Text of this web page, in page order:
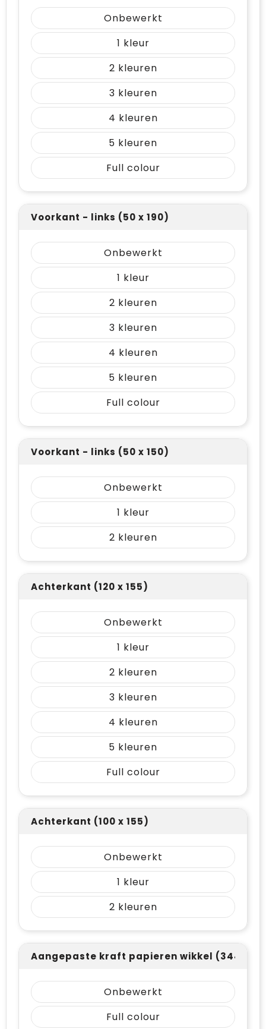
Onbewerkt
1
2
3
4
5
Full colour
Voorkant - links (50 x 190)
Onbewerkt
1
2
3
4
5
Full colour
Voorkant - links (50 x 150)
Onbewerkt
1
2
Achterkant (120 x 155)
Onbewerkt
1
2
3
4
5
Full colour
Achterkant (100 x 155)
Onbewerkt
1
2
Aangepaste kraft papieren wikkel (344 x
Onbewerkt
Full colour